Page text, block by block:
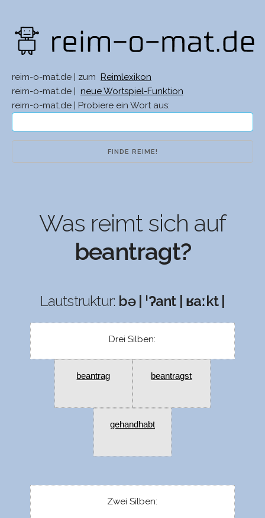
reim-o-mat.de | zum
Reimlexikon
reim-o-mat.de |
neue Wortspiel-Funktion
reim-o-mat.de | Probiere ein Wort aus:
Was reimt sich auf
beantragt?
Lautstruktur: bə | ˈʔant | ʁaːkt |
Drei Silben:
beantrag beantragst
gehandhabt
Zwei Silben: